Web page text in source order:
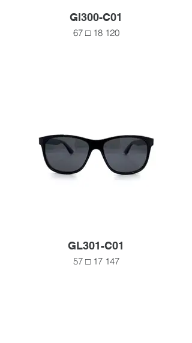
Gl300-C01
67 □ 18 120
GL301-C01
57 □ 17 147